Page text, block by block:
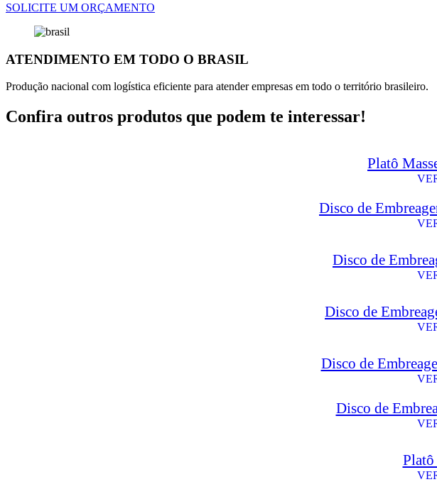
SOLICITE UM ORÇAMENTO
ATENDIMENTO EM TODO O BRASIL
Produção nacional com logística eficiente para atender empresas em todo o território brasileiro.
Confira outros produtos que podem te interessar!
Platô
Disco de
Disco de
Disco de
Disco de
Disco de